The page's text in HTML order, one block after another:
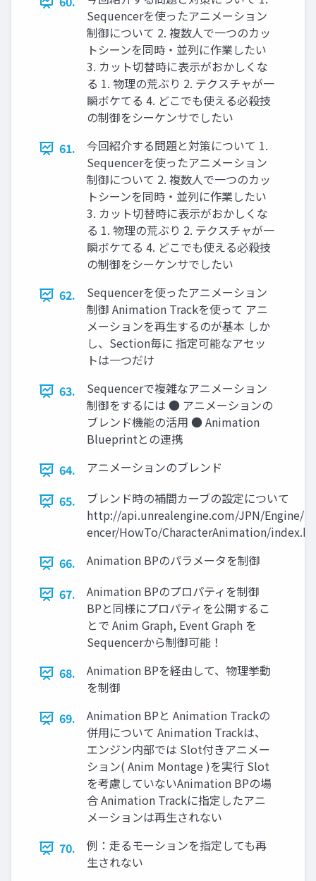
Sequencerを使ったアニメーション
制御について 2. 複数人で一つのカッ
トシーンを同時・並列に作業したい
3. カット切替時に表示がおかしくな
る 1. 物理の荒ぶり 2. テクスチャが一
瞬ボケてる 4. どこでも使える必殺技
の制御をシーケンサでしたい
61.
今回紹介する問題と対策について 1.
Sequencerを使ったアニメーション
制御について 2. 複数人で一つのカッ
トシーンを同時・並列に作業したい
3. カット切替時に表示がおかしくな
る 1. 物理の荒ぶり 2. テクスチャが一
瞬ボケてる 4. どこでも使える必殺技
の制御をシーケンサでしたい
62.
Sequencerを使ったアニメーション
制御 Animation Trackを使って アニ
メーションを再生するのが基本 しか
し、Section毎に 指定可能なアセッ
トは一つだけ
63.
Sequencerで複雑なアニメーション
制御をするには ● アニメーションの
ブレンド機能の活用 ● Animation
Blueprintとの連携
64.
アニメーションのブレンド
65.
ブレンド時の補間カーブの設定について
http://api.unrealengine.com/JPN/Engine/
encer/HowTo/CharacterAnimation/
66.
Animation BPのパラメータを制御
67.
Animation BPのプロパティを制御
BPと同様にプロパティを公開するこ
とで Anim Graph, Event Graph を
Sequencerから制御可能！
68.
Animation BPを経由して、物理挙動
を制御
69.
Animation BPと Animation Trackの
併用について Animation Trackは、
エンジン内部では Slot付きアニメー
ション( Anim Montage )を実行 Slot
を考慮していないAnimation BPの場
合 Animation Trackに指定したアニ
メーションは再生されない
70.
例：走るモーションを指定しても再
生されない